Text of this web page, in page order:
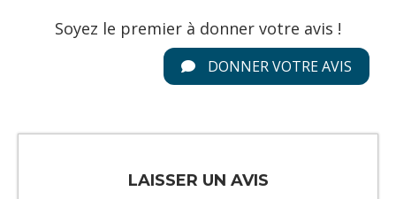
Soyez le premier à donner votre avis !
DONNER VOTRE AVIS
LAISSER UN AVIS